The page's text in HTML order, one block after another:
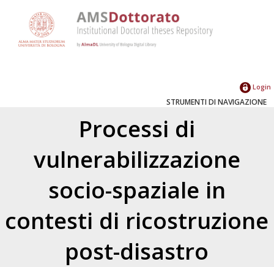
Login
STRUMENTI DI NAVIGAZIONE
Processi di
vulnerabilizzazione
socio-spaziale in
contesti di ricostruzione
post-disastro